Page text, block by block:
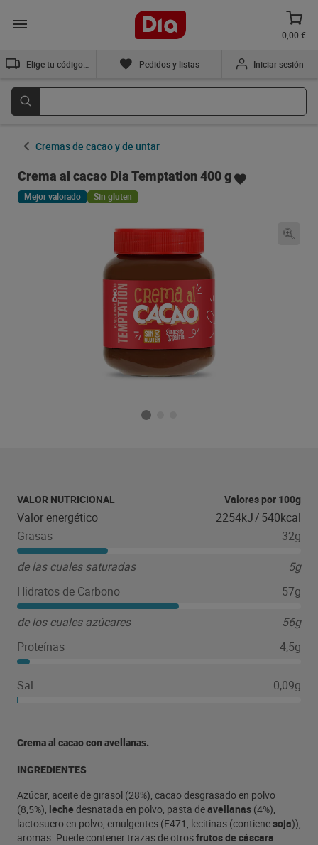
0,00 €
Pedidos y listas Iniciar sesión
Cremas de cacao y de untar
Crema al cacao Dia Temptation 400 g
Mejor valorado Sin gluten
VALOR NUTRICIONAL Valores por 100g
Valor energético 2254kJ/540kcal
Grasas
32g
de las cuales saturadas
5g
Hidratos de Carbono
57g
de los cuales azúcares
56g
Proteínas
4,5g
Sal 0,09g
Crema al cacao con avellanas.
INGREDIENTES
Azúcar, aceite de girasol (28%), cacao desgrasado en polvo
(8,5%), leche desnatada en polvo, pasta deavellanas (4%),
lactosuero en polvo, emulgentes (E471, lecitinas (contienesoja)),
aromas. Puede contener trazas deotrosfrutos de cáscara